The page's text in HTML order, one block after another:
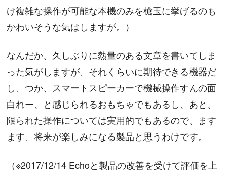
け複雑な操作が可能な本機のみを槍玉に挙げるのも
かわいそうな気はしますが。）
なんだか、久しぶりに熱量のある文章を書いてしま
った気がしますが、それくらいに期待できる機器だ
し、つか、スマートスピーカーで機械操作すんの面
白れー、と感じられるおもちゃでもあるし、あと、
限られた操作については実用的でもあるので、ます
ます、将来が楽しみになる製品と思うわけです。
（※2017/12/14 Echoと製品の改善を受けて評価を上